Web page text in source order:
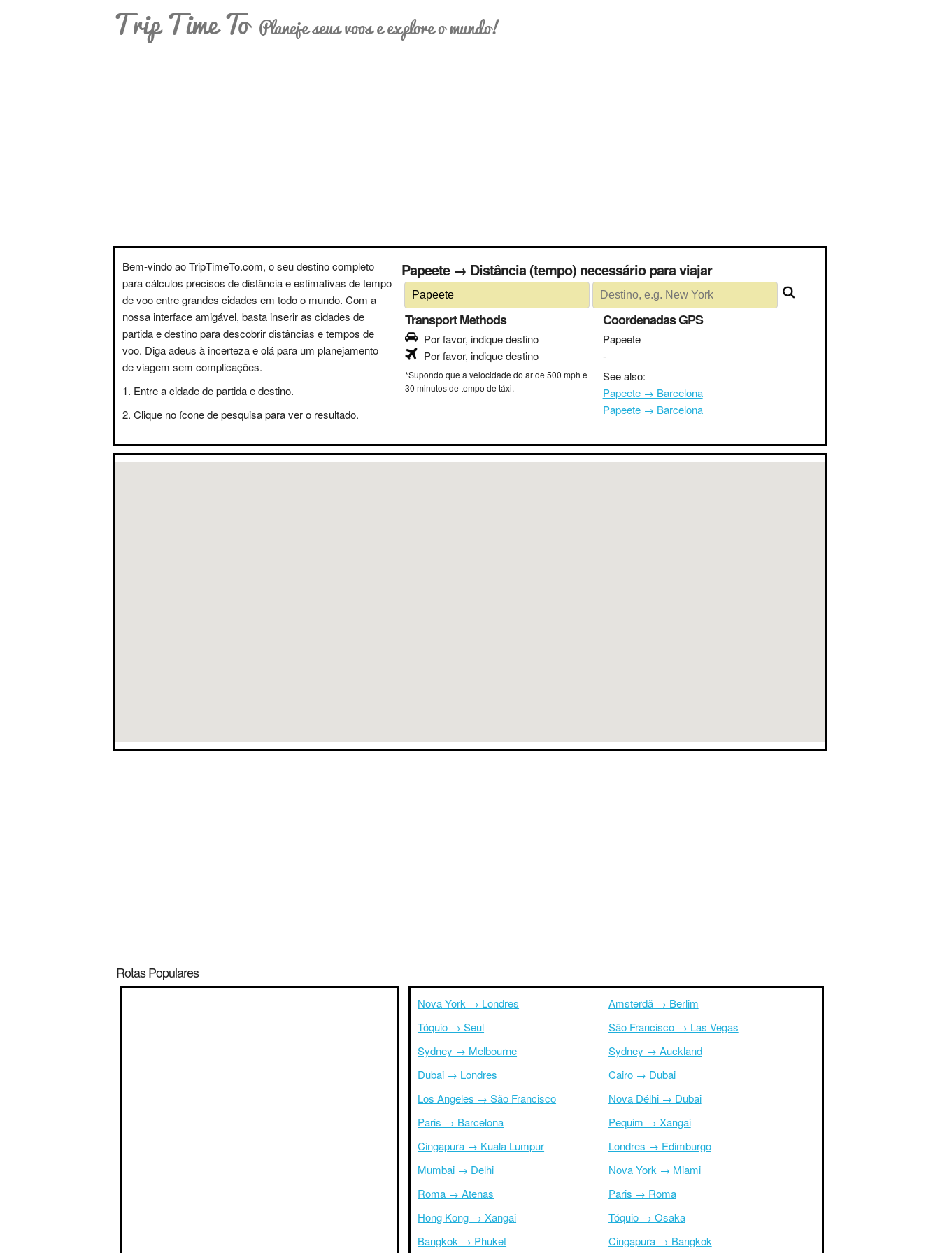
Trip Time To Planeje seus voos e explore o mundo!
Bem-vindo ao TripTimeTo.com, o seu destino completo
para cálculos precisos de distância e estimativas de tempo
de voo entre grandes cidades em todo o mundo. Com a
nossa interface amigável, basta inserir as cidades de
partida e destino para descobrir distâncias e tempos de
voo. Diga adeus à incerteza e olá para um planejamento
de viagem sem complicações.
Entre a cidade de partida e destino.
Clique no ícone de pesquisa para ver o resultado.
Papeete → Distância (tempo) necessário para viajar
Transport Methods
Por favor, indique destino
Por favor, indique destino
*Supondo que a velocidade do ar de 500 mph e
30 minutos de tempo de táxi.
Coordenadas GPS
Papeete
-
See also:
Papeete → Barcelona
Papeete → Barcelona
Rotas Populares
Nova York → Londres
Tóquio → Seul
Sydney → Melbourne
Dubai → Londres
Los Angeles → São Francisco
Paris → Barcelona
Cingapura → Kuala Lumpur
Mumbai → Delhi
Roma → Atenas
Hong Kong → Xangai
Bangkok → Phuket
Amsterdã → Berlim
São Francisco → Las Vegas
Sydney → Auckland
Cairo → Dubai
Nova Délhi → Dubai
Pequim → Xangai
Londres → Edimburgo
Nova York → Miami
Paris → Roma
Tóquio → Osaka
Cingapura → Bangkok